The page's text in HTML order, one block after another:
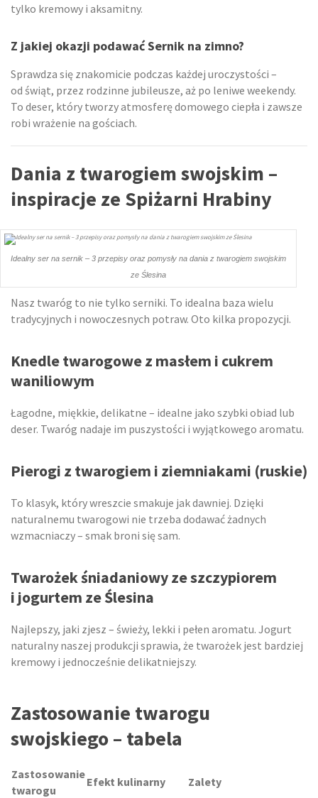
tylko kremowy i aksamitny.
Z jakiej okazji podawać Sernik na zimno?
Sprawdza się znakomicie podczas każdej uroczystości –
od świąt, przez rodzinne jubileusze, aż po leniwe weekendy.
To deser, który tworzy atmosferę domowego ciepła i zawsze
robi wrażenie na gościach.
Dania z twarogiem swojskim –
inspiracje ze Spiżarni Hrabiny
Idealny ser na sernik – 3 przepisy oraz pomysły na dania z twarogiem swojskim
ze Ślesina
Nasz twaróg to nie tylko serniki. To idealna baza wielu
tradycyjnych i nowoczesnych potraw. Oto kilka propozycji.
Knedle twarogowe z masłem i cukrem
waniliowym
Łagodne, miękkie, delikatne – idealne jako szybki obiad lub
deser. Twaróg nadaje im puszystości i wyjątkowego aromatu.
Pierogi z twarogiem i ziemniakami (ruskie)
To klasyk, który wreszcie smakuje jak dawniej. Dzięki
naturalnemu twarogowi nie trzeba dodawać żadnych
wzmacniaczy – smak broni się sam.
Twarożek śniadaniowy ze szczypiorem
i jogurtem ze Ślesina
Najlepszy, jaki zjesz – świeży, lekki i pełen aromatu. Jogurt
naturalny naszej produkcji sprawia, że twarożek jest bardziej
kremowy i jednocześnie delikatniejszy.
Zastosowanie twarogu
swojskiego – tabela
Zastosowanie
twarogu
Efekt kulinarny Zalety